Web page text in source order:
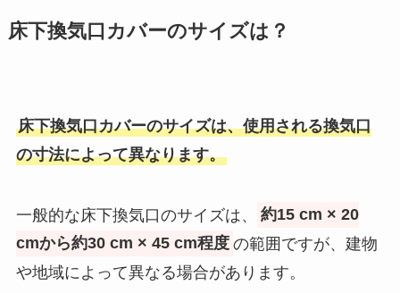
床下換気口カバーのサイズは？
床下換気口カバーのサイズは、使用される換気口
の寸法によって異なります。
一般的な床下換気口のサイズは、
約15 cm × 20
cmから約30 cm × 45 cm程度 の範囲ですが、建物
や地域によって異なる場合があります。